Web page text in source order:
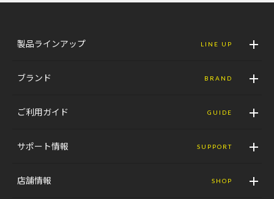
製品ラインアップ LINE UP
ブランド BRAND
ご利用ガイド GUIDE
サポート情報 SUPPORT
店舗情報 SHOP